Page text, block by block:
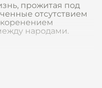
прожитая под
отсутствием
народами.